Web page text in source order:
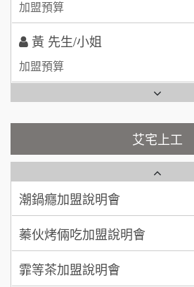
加盟預算
林 先生/小姐
加盟預算
吳 先生/小姐
加盟預算
周 先生/小姐
加盟預算
徐 先生/小姐
加盟預算
何 先生/小姐
艾宅上工
全家加盟說明會
台灣G湯加盟說明會
NU PASTA義大利麵加盟說明會
潮鍋癮加盟說明會
蓁伙烤倆吃加盟說明會
霏等茶加盟說明會
早安山丘加盟說明會
藍象廷泰式火鍋加盟說明會
日十。早午食加盟說明會
上宇林加盟說明會
莫尼早餐Morni加盟說明會
手作功夫茶加盟說明會